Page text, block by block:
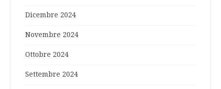
Dicembre 2024
Novembre 2024
Ottobre 2024
Settembre 2024